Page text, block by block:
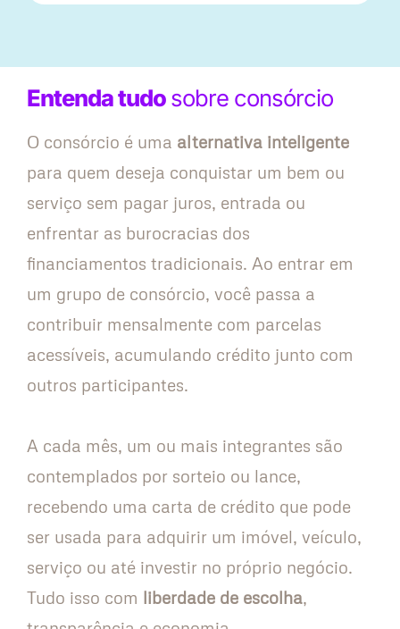
Entenda tudosobre consórcio
O consórcio é uma alternativa inteligente
para quem deseja conquistar um bem ou
serviço sem pagar juros, entrada ou
enfrentar as burocracias dos
financiamentos tradicionais. Ao entrar em
um grupo de consórcio, você passa a
contribuir mensalmente com parcelas
acessíveis, acumulando crédito junto com
outros participantes.
A cada mês, um ou mais integrantes são
contemplados por sorteio ou lance,
recebendo uma carta de crédito que pode
ser usada para adquirir um imóvel, veículo,
serviço ou até investir no próprio negócio.
Tudo isso com liberdade de escolha,